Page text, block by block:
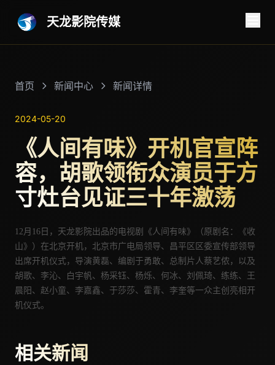
天龙影院传媒
首页 新闻中心 新闻详情
2024-05-20
《人间有味》开机官宣阵
容，胡歌领衔众演员于方
寸灶台见证三十年激荡
12月16日，天龙影院出品的电视剧《人间有味》（原剧名：《收
山》）在北京开机， 北京市广电局领导、昌平区区委宣传部领导
出席开机仪式，导演黄磊、 编剧于勇敢、总制片人蔡艺侬 ，以及
胡歌、李沁、白宇帆、杨采钰、杨烁、何冰、刘佩琦、练练、王
晨阳、赵小童、李嘉鑫、于莎莎、霍青、李奎等一众主创亮相开
机仪式。
相关新闻